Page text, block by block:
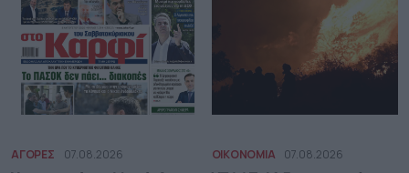
ΑΓΟΡΕΣ 07.08.2026 ΟΙΚΟΝΟΜΙΑ 07.08.2026